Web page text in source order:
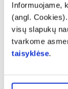
Informuojame,
(angl.
visų slapukų
tvarkome
taisyklėse.
Magnis –
uždelsto
sluoksnis